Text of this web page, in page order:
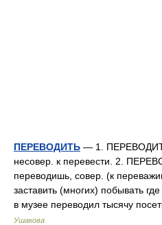
ПЕРЕВОДИТЬ — 1.
несовер. к перевести. 2.
переводишь, совер. (к
заставить (многих) побывать
в музее переводил тысячу
Ушакова